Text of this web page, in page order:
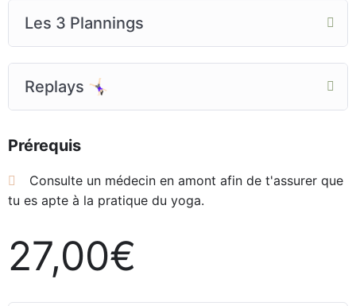
Les 3 Plannings
Replays 🤸🏻‍♀️
Prérequis
Consulte un médecin en amont afin de t'assurer que
tu es apte à la pratique du yoga.
27,00€